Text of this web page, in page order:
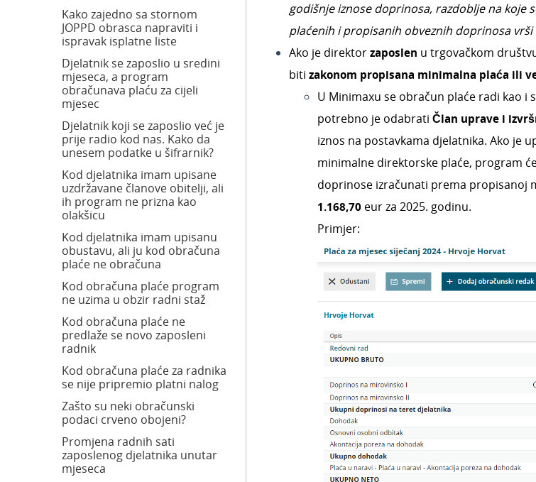
Kako zajedno sa stornom
JOPPD obrasca napraviti i
ispravak isplatne liste
Djelatnik se zaposlio u sredini
mjeseca, a program
obračunava plaću za cijeli
mjesec
Djelatnik koji se zaposlio već je
prije radio kod nas. Kako da
unesem podatke u šifrarnik?
Kod djelatnika imam upisane
uzdržavane članove obitelji, ali
ih program ne prizna kao
olakšicu
Kod djelatnika imam upisanu
obustavu, ali ju kod obračuna
plaće ne obračuna
Kod obračuna plaće program
ne uzima u obzir radni staž
Kod obračuna plaće ne
predlaže se novo zaposleni
radnik
Kod obračuna plaće za radnika
se nije pripremio platni nalog
Zašto su neki obračunski
podaci crveno obojeni?
Promjena radnih sati
zaposlenog djelatnika unutar
mjeseca
godišnje iznose doprinosa, razdoblje na koje
plaćenih i propisanih obveznih doprinosa
Ako je direktorzaposlen u trgovačkom
biti zakonom propisana minimalna plaća ili
U Minimaxu se obračun plaće radi kao i
potrebno je odabrati Član uprave i
iznos na postavkama djelatnika. Ako je
minimalne direktorske plaće, program
doprinose izračunati prema propisanoj
1.168,70 eur za 2025. godinu.
Primjer: